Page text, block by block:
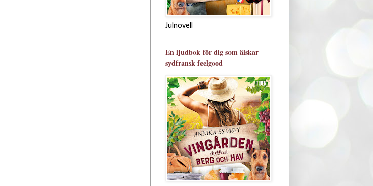
Julnovell
En ljudbok för dig som älskar
sydfransk feelgood